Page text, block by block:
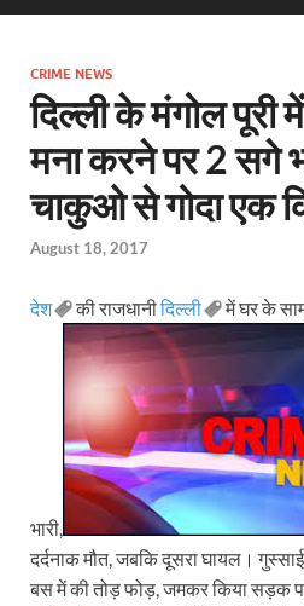
CRIME NEWS
दिल्ली के मंगोल पूरी
मना करने पर 2 सगे
चाकुओ से गोदा एक
August 18, 2017
देश की राजधानीदिल्ली में घर के
भारी,
दर्दनाक मौत, जबकि दूसरा घायल।
बस में की तोड़ फोड़, जमकर किया सड़क